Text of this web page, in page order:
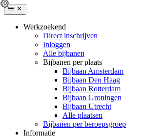
Werkzoekend
Direct inschrijven
Inloggen
Alle bijbanen
Bijbanen per plaats
Bijbaan Amsterdam
Bijbaan Den Haag
Bijbaan Rotterdam
Bijbaan Groningen
Bijbaan Utrecht
Alle plaatsen
Bijbanen per beroepsgroep
Informatie